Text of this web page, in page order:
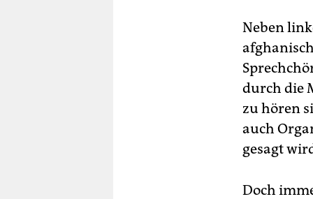
Neben
durch die
zu hören
auch
gesagt
Doch